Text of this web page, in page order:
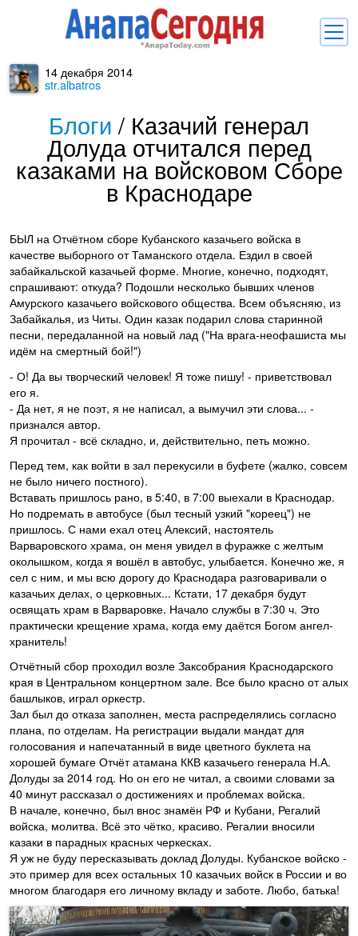
Комментарии
Балачка
Об Анапе
Библиотека
Регистрация и Вход
14 декабря 2014
str.albatros
Блоги / Казачий генерал
Долуда отчитался перед
казаками на войсковом Сборе
в Краснодаре
БЫЛ на Отчётном сборе Кубанского казачьего войска в
качестве выборного от Таманского отдела. Ездил в своей
забайкальской казачьей форме. Многие, конечно, подходят,
спрашивают: откуда? Подошли несколько бывших членов
Амурского казачьего войскового общества. Всем объясняю, из
Забайкалья, из Читы. Один казак подарил слова старинной
песни, передаланной на новый лад ("На врага-неофашиста мы
идём на смертный бой!")
- О! Да вы творческий человек! Я тоже пишу! - приветствовал
его я.
- Да нет, я не поэт, я не написал, а вымучил эти слова... -
признался автор.
Я прочитал - всё складно, и, действительно, петь можно.
Перед тем, как войти в зал перекусили в буфете (жалко, совсем
не было ничего постного).
Вставать пришлось рано, в 5:40, в 7:00 выехали в Краснодар.
Но подремать в автобусе (был тесный узкий "кореец") не
пришлось. С нами ехал отец Алексий, настоятель
Варваровского храма, он меня увидел в фуражке с желтым
околышком, когда я вошёл в автобус, улыбается. Конечно же, я
сел с ним, и мы всю дорогу до Краснодара разговаривали о
казачьих делах, о церковных... Кстати, 17 декабря будут
освящать храм в Варваровке. Начало службы в 7:30 ч. Это
практически крещение храма, когда ему даётся Богом ангел-
хранитель!
Отчётный сбор проходил возле Заксобрания Краснодарского
края в Центральном концертном зале. Все было красно от алых
башлыков, играл оркестр.
Зал был до отказа заполнен, места распределялись согласно
плана, по отделам. На регистрации выдали мандат для
голосования и напечатанный в виде цветного буклета на
хорошей бумаге Отчёт атамана ККВ казачьего генерала Н.А.
Долуды за 2014 год. Но он его не читал, а своими словами за
40 минут рассказал о достижениях и проблемах войска.
В начале, конечно, был внос знамён РФ и Кубани, Регалий
войска, молитва. Всё это чётко, красиво. Регалии вносили
казаки в парадных красных черкесках.
Я уж не буду пересказывать доклад Долуды. Кубанское войско -
это пример для всех остальных 10 казачьих войск в России и во
многом благодаря его личному вкладу и заботе. Любо, батька!